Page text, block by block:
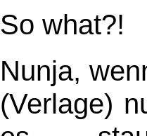
So what?!
Nunja,
(Verlage)